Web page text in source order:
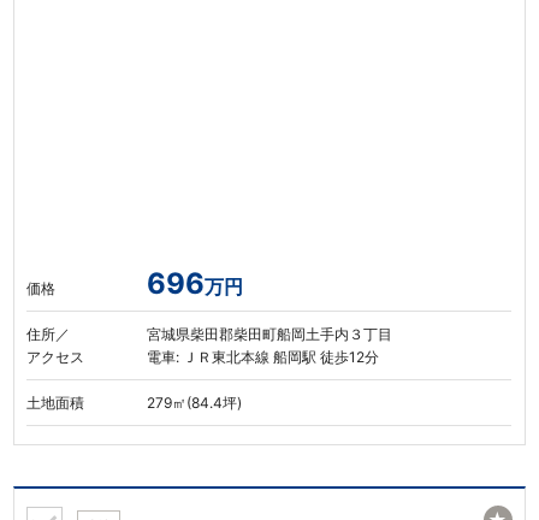
価格 696万円
住所／
アクセス
宮城県柴田郡柴田町船岡土手内３丁目
電車: ＪＲ東北本線 船岡駅 徒歩12分
土地面積 279㎡(84.4坪)